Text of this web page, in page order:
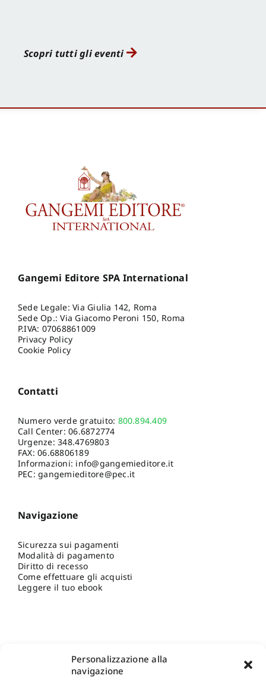
Personalizzazione alla
navigazione
Scopri tutti gli eventi
Gangemi Editore SPA International
Sede Legale: Via Giulia 142, Roma
Sede Op.: Via Giacomo Peroni 150, Roma
P.IVA: 07068861009
Privacy Policy
Cookie Policy
Contatti
Numero verde gratuito: 800.894.409
Call Center:06.6872774
Urgenze:348.4769803
FAX: 06.68806189
Informazioni: info@gangemieditore.it
PEC: gangemieditore@pec.it
Navigazione
Sicurezza sui pagamenti
Modalità di pagamento
Diritto di recesso
Come effettuare gli acquisti
Leggere il tuo ebook